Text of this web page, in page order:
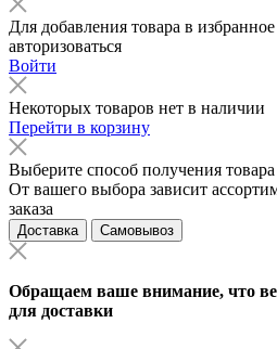
Для добавления товара в
авторизоваться
Войти
Некоторых товаров нет в наличии
Перейти в корзину
Выберите способ получения товара
От вашего выбора зависит
заказа
Доставка Самовывоз
Обращаем ваше внимание, что
для доставки